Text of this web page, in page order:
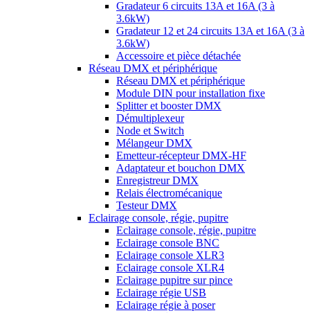
Gradateur 6 circuits 13A et 16A (3 à
3.6kW)
Gradateur 12 et 24 circuits 13A et 16A (3 à
3.6kW)
Accessoire et pièce détachée
Réseau DMX et périphérique
Réseau DMX et périphérique
Module DIN pour installation fixe
Splitter et booster DMX
Démultiplexeur
Node et Switch
Mélangeur DMX
Emetteur-récepteur DMX-HF
Adaptateur et bouchon DMX
Enregistreur DMX
Relais électromécanique
Testeur DMX
Eclairage console, régie, pupitre
Eclairage console, régie, pupitre
Eclairage console BNC
Eclairage console XLR3
Eclairage console XLR4
Eclairage pupitre sur pince
Eclairage régie USB
Eclairage régie à poser